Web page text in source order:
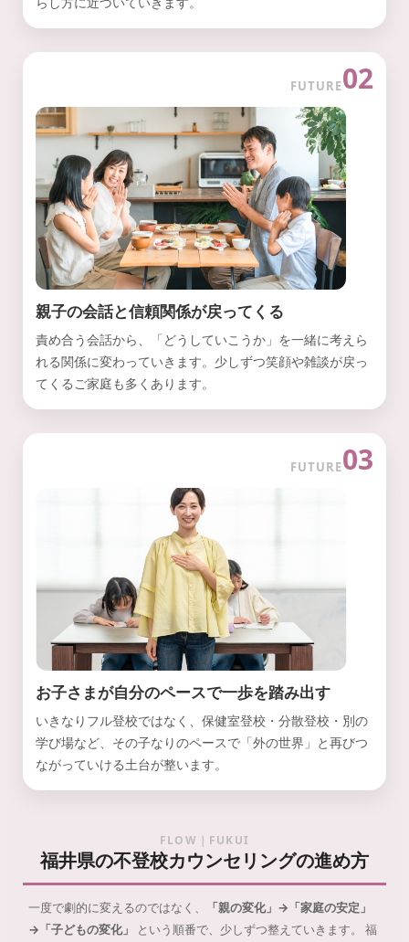
FUTURE02
親子の会話と信頼関係が戻ってくる
責め合う会話から、「どうしていこうか」を一緒に考えら
れる関係に変わっていきます。少しずつ笑顔や雑談が戻っ
てくるご家庭も多くあります。
FUTURE03
お子さまが自分のペースで一歩を踏み出す
いきなりフル登校ではなく、保健室登校・分散登校・別の
学び場など、その子なりのペースで「外の世界」と再びつ
ながっていける土台が整います。
FLOW｜FUKUI
福井県の不登校カウンセリングの進め方
一度で劇的に変えるのではなく、
「親の変化」→「家庭の安定」
→「子どもの変化」
という順番で、少しずつ整えていきます。
福